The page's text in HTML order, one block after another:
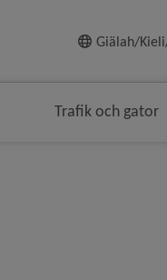
Giälah/
Trafik och gator